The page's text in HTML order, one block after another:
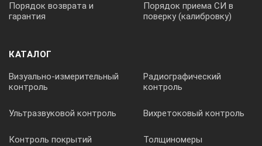
Порядок возврата и
гарантия
Порядок приема СИ в
поверку (калибровку)
КАТАЛОГ
Визуально-измерительный
контроль
Радиографический
контроль
Ультразвуковой контроль Вихретоковый контроль
Контроль покрытий Толщиномеры